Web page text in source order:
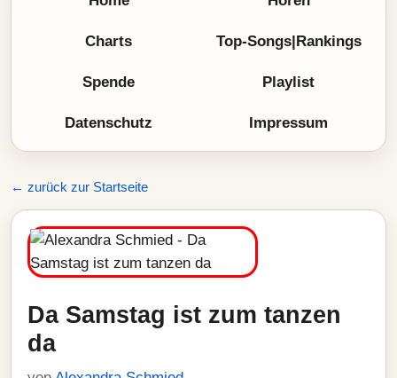
Charts Top-Songs|Rankings
Spende Playlist
Datenschutz Impressum
← zurück zur Startseite
Da Samstag ist zum tanzen
da